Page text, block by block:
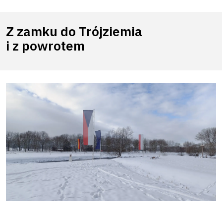
Z zamku do Trójziemia
i z powrotem